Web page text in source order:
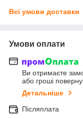
Всі умови доставки
Умови оплати
Ви отримаєте
або гроші
Детальніше
Післяплата